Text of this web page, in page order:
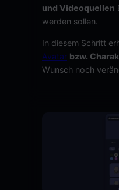
und Videoquellen
werden sollen.
In diesem Schritt
Avatar bzw.
Wunsch noch